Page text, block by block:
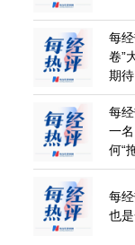
每
卷”
期待
每
一
何“
每
也